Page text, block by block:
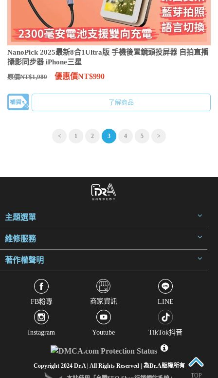
NanoPick 2025最新8合1Ultra版 手機後置鏡頭投屏器 自拍直播
攝影同步器 iPhone三星
原價NT$1,980 優惠價NT$990
了解商品
< 1 2 3 4 5 >
主題選單
維修服務
著作權聲明
FB粉專 商家資訊 LINE
Instagram Youtube TikTok抖音
Copyright 2024 Dr.A | All Rights Reserved | 為Dr.A版權所有
TOP